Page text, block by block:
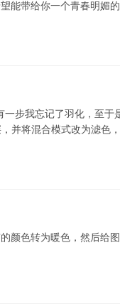
能带给你一个青春明媚的
步我忘记了羽化，至于
并将混合模式改为滤色
颜色转为暖色，然后给